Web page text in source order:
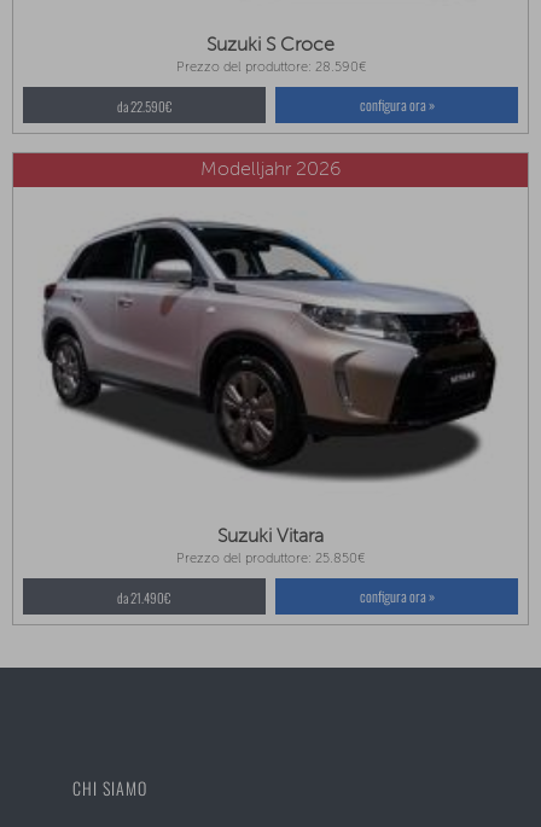
Suzuki S Croce
Prezzo del produttore: 28.590€
da 22.590€ configura ora »
Modelljahr 2026
Suzuki Vitara
Prezzo del produttore: 25.850€
da 21.490€ configura ora »
CHI SIAMO